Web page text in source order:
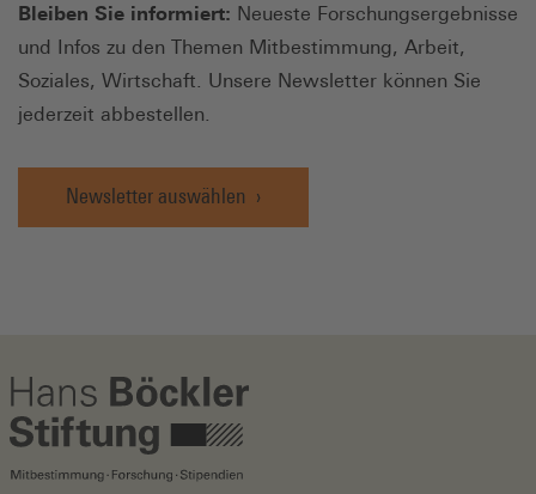
Bleiben Sie informiert: Neueste Forschungsergebnisse
und Infos zu den Themen Mitbestimmung, Arbeit,
Soziales, Wirtschaft. Unsere Newsletter können Sie
jederzeit abbestellen.
Newsletter auswählen